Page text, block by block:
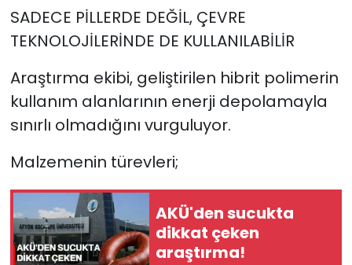
SADECE PİLLERDE DEĞİL, ÇEVRE
TEKNOLOJİLERİNDE DE KULLANILABİLİR
Araştırma ekibi, geliştirilen hibrit polimerin
kullanım alanlarının enerji depolamayla
sınırlı olmadığını vurguluyor.
Malzemenin türevleri;
AKÜ'den sucukta
dikkat çeken
araştırma!